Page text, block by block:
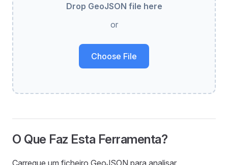
Drop GeoJSON file here
or
Choose File
O Que Faz Esta Ferramenta?
Carregue um ficheiro GeoJSON para analisar